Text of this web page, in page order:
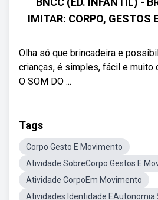
IMITAR: CORPO, GESTOS
Olha só que brincadeira e
crianças, é simples, fácil e muito
O SOM DO ...
Tags
Corpo Gesto E Movimento
Atividade SobreCorpo Gestos E
Atividade CorpoEm Movimento
Atividades Identidade EAutonomia